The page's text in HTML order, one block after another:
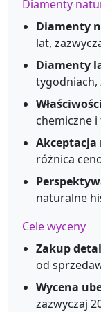
Diamenty
Diamenty
lat,
Diamenty
tygodniach,
chemiczne
różnica
naturalne
Cele wyceny
Zakup
od
Wycena
zazwyczaj